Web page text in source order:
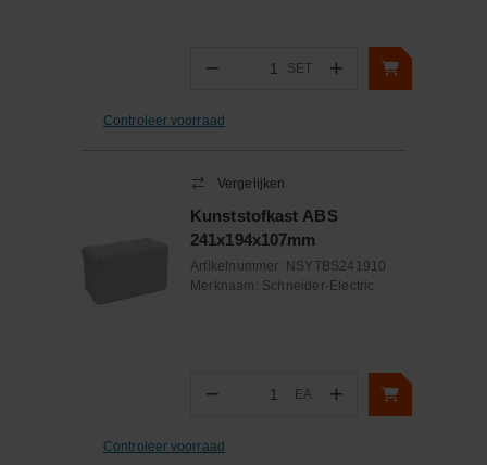
− Aantal
SET +
Controleer voorraad
Vergelijken
Kunststofkast ABS
241x194x107mm
Artikelnummer: NSYTBS241910
Merknaam: Schneider-Electric
− Aantal
EA +
Controleer voorraad